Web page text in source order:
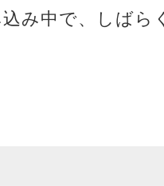
み中で、しばら